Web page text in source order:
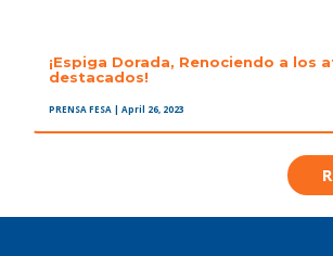
¡Espiga Dorada, Renociendo a los
destacados!
PRENSA FESA | April 26, 2023